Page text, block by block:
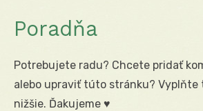
Poradňa
Potrebujete radu? Chcete pridať
alebo upraviť túto stránku? Vyplňte
nižšie. Ďakujeme ♥